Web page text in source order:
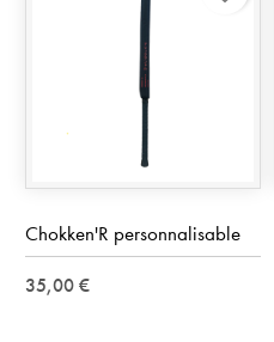
Chokken'R personnalisable
35,00 €